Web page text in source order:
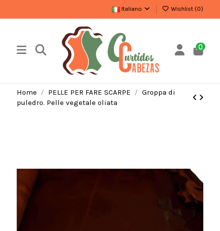
Italiano Wishlist (0)
0
Home PELLE PER FARE SCARPE
Groppa di
puledro. Pelle vegetale oliata